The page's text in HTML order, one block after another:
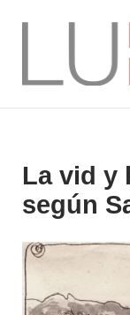
La vid y
según